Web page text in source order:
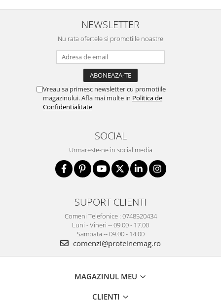
NEWSLETTER
Nu rata ofertele si promotiile noastre
Vreau sa primesc newsletter cu promotiile
magazinului. Afla mai multe in Politica de
Confidentialitate
SOCIAL
Urmareste-ne in social media
SUPORT CLIENTI
Comeni Telefonice : 0748520434
Luni - Vineri -- 09.00 - 17.00
Sambata -- 09.00 - 14.00
comenzi@proteinemag.ro
MAGAZINUL MEU
CLIENTI